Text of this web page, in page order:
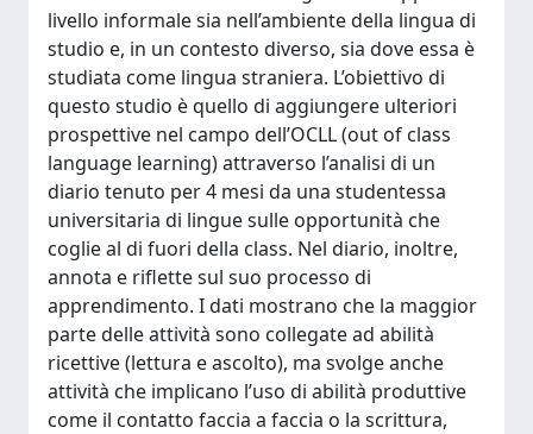
livello informale sia nell’ambiente della lingua di
studio e, in un contesto diverso, sia dove essa è
studiata come lingua straniera. L’obiettivo di
questo studio è quello di aggiungere ulteriori
prospettive nel campo dell’OCLL (out of class
language learning) attraverso l’analisi di un
diario tenuto per 4 mesi da una studentessa
universitaria di lingue sulle opportunità che
coglie al di fuori della class. Nel diario, inoltre,
annota e riflette sul suo processo di
apprendimento. I dati mostrano che la maggior
parte delle attività sono collegate ad abilità
ricettive (lettura e ascolto), ma svolge anche
attività che implicano l’uso di abilità produttive
come il contatto faccia a faccia o la scrittura,